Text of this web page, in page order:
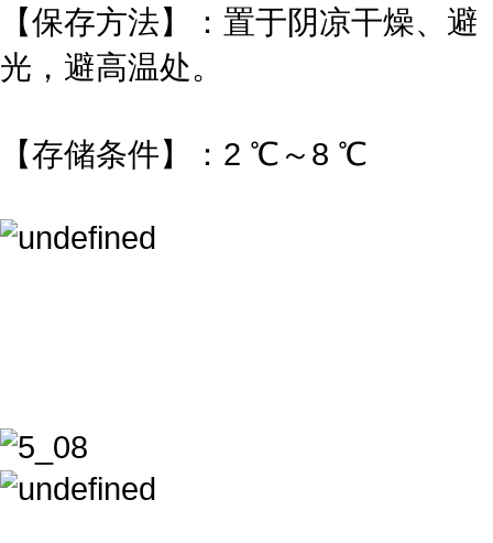
【保存方法】：置于阴凉干燥、避
光，避高温处。
【存储条件】：2 ℃～8 ℃